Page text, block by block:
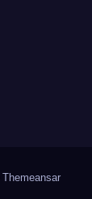
Themeansar